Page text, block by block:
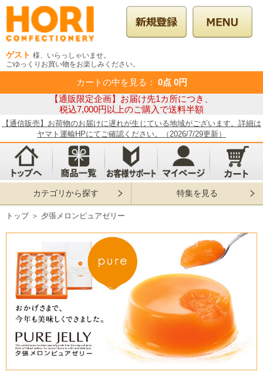
ゲスト 様、いらっしゃいませ。
ごゆっくりお買い物をお楽しみください。
カートの中を見る ： 0点 0円
【通販限定企画】お届け先1カ所につき、
税込7,000円以上のご購入で送料半額
【通信販売】お荷物のお届けに遅れが生じている地域がございます。詳細は
ヤマト運輸HPにてご確認ください。（2026/7/29更新）
カテゴリから探す 特集を見る
トップ ＞ 夕張メロンピュアゼリー